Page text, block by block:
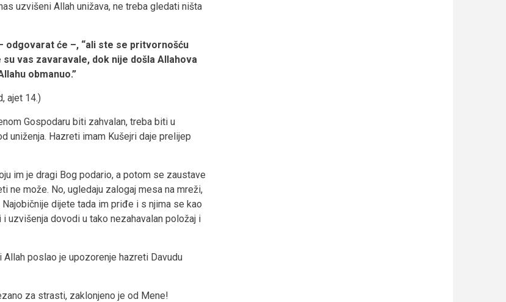
uzvišeni Allah unižava, ne treba gledati ništa
odgovarat će –, “ali ste se pritvornošću
vas zavaravale, dok nije došla Allahova
obmanuo.”
ajet 14.)
Gospodaru biti zahvalan, treba biti u
uniženja. Hazreti imam Kušejri daje prelijep
im je dragi Bog podario, a potom se zaustave
ne može. No, ugledaju zalogaj mesa na mreži,
dijete tada im priđe i s njima se kao
uzvišenja dovodi u tako nezahavalan položaj i
poslao je upozorenje hazreti Davudu
za strasti, zaklonjeno je od Mene!